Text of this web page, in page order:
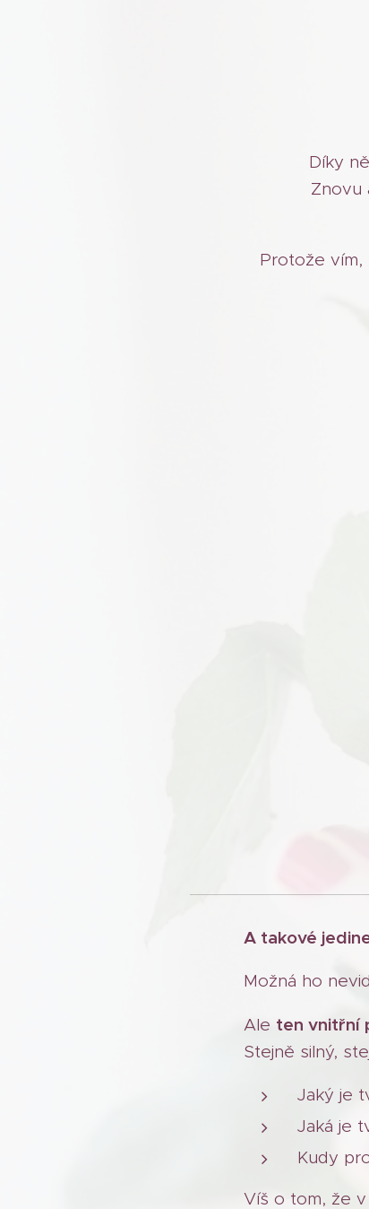
Díky
Znovu
Protože vím,
A takové
Možná ho
Ale ten vnitřní
Stejně silný,
Jaký je
Jaká je
Kudy
Víš o tom, že